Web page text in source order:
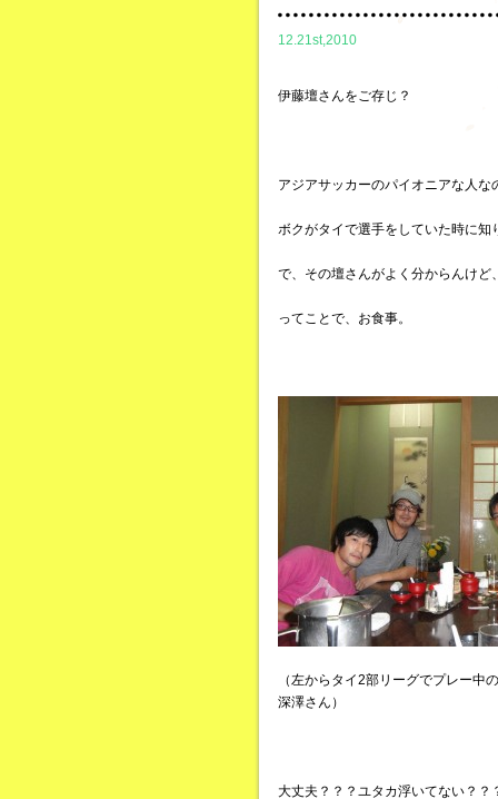
12.21st,2010
伊藤壇さんをご存じ？
アジアサッカーのパイオニアな人な
ボクがタイで選手をしていた時に知
で、その壇さんがよく分からんけ
ってことで、お食事。
（左からタイ2部リーグでプレー中
深澤さん）
大丈夫？？？ユタカ浮いてない？？